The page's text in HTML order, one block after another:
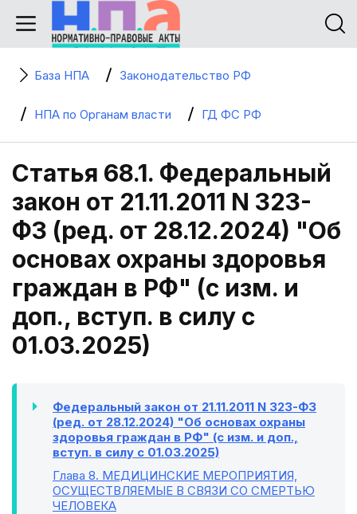
База НПА Законодательство РФ
НПА по Органам власти ГД ФС РФ
Статья 68.1. Федеральный
закон от 21.11.2011 N 323-
ФЗ (ред. от 28.12.2024) "Об
основах охраны здоровья
граждан в РФ" (с изм. и
доп., вступ. в силу с
01.03.2025)
Федеральный закон от 21.11.2011 N 323-ФЗ
(ред. от 28.12.2024) "Об основах охраны
здоровья граждан в РФ" (с изм. и доп.,
вступ. в силу с 01.03.2025)
Глава 8. МЕДИЦИНСКИЕ МЕРОПРИЯТИЯ,
ОСУЩЕСТВЛЯЕМЫЕ В СВЯЗИ СО СМЕРТЬЮ
ЧЕЛОВЕКА